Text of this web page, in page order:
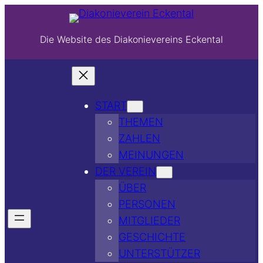
Die Website des Diakonievereins Eckental
START
THEMEN
ZAHLEN
MEINUNGEN
DER VEREIN
ÜBER
PERSONEN
MITGLIEDER
GESCHICHTE
UNTERSTÜTZER